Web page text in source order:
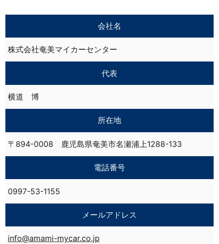
会社名
株式会社奄美マイカーセンター
代表
横道 博
所在地
〒894-0008 鹿児島県奄美市名瀬浦上1288-133
電話番号
0997-53-1155
メールアドレス
info@amami-mycar.co.jp